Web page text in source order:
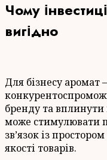
Чому
вигідно
Для бізнесу
бренду та вплинути
може стимулювати
зв’язок із
якості товарів.